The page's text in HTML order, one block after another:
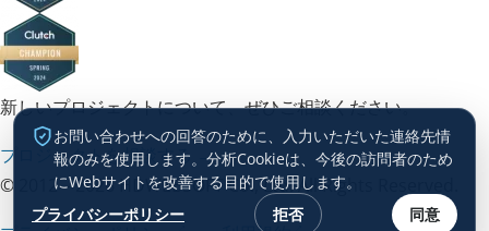
新しいプロジェクトについて、ぜひご相談ください。
プロジェクトを相談する →
© 2012 – 2026 HDWEBSOFT Co., Ltd. All Rights Reserved.
お問い合わせへの回答のために、入力いただいた連絡先情
報のみを使用します。分析Cookieは、今後の訪問者のため
にWebサイトを改善する目的で使用します。
プライバシーポリシー
拒否 同意